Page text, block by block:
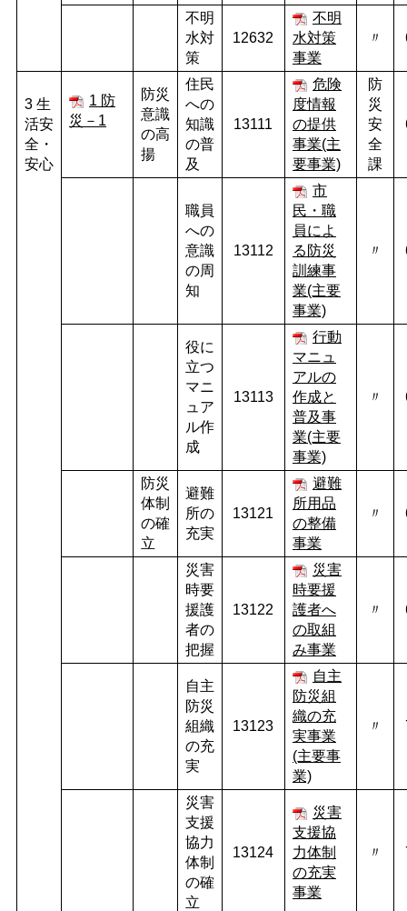
不明
水対
策
12632
不明
水対策
事業
〃
3 生
活安
全・
安心
1 防
災－1
防災
意識
の高
揚
住民
への
知識
の普
及
13111
危険
度情報
の提供
事業(主
要事業)
防
災
安
全
課
職員
への
意識
の周
知
13112
市
民・職
員によ
る防災
訓練事
業(主要
事業)
〃
役に
立つ
マニ
ュア
ル作
成
13113
行動
マニュ
アルの
作成と
普及事
業(主要
事業)
〃
防災
体制
の確
立
避難
所の
充実
13121
避難
所用品
の整備
事業
〃
災害
時要
援護
者の
把握
13122
災害
時要援
護者へ
の取組
み事業
〃
自主
防災
組織
の充
実
13123
自主
防災組
織の充
実事業
(主要事
業)
〃
災害
支援
協力
体制
の確
立
13124
災害
支援協
力体制
の充実
事業
〃